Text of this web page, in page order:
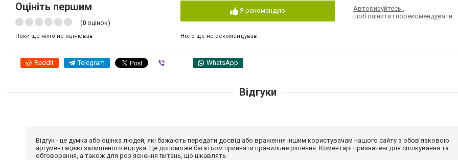
Оцініть першим
(0 оцінок)
Поки ще ніхто не оцінював
Я рекомендую
Ніхто ще не рекомендував
Авторизуйтесь,
щоб оцінити і порекомендувати
Reddit Telegram WhatsApp
Відгуки
Відгук - це думка або оцінка людей, які бажають передати досвід або враження іншим користувачам нашого сайту з обов'язковою
аргументацією залишеного відгука. Це допоможе багатьом прийняти правильне рішення. Коментарі призначені для спілкування та
обговорення, а також для роз'яснення питань, що цікавлять.